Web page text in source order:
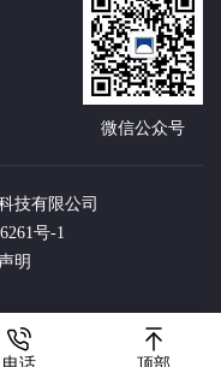
微信公众号
技有限公司
号-1
明